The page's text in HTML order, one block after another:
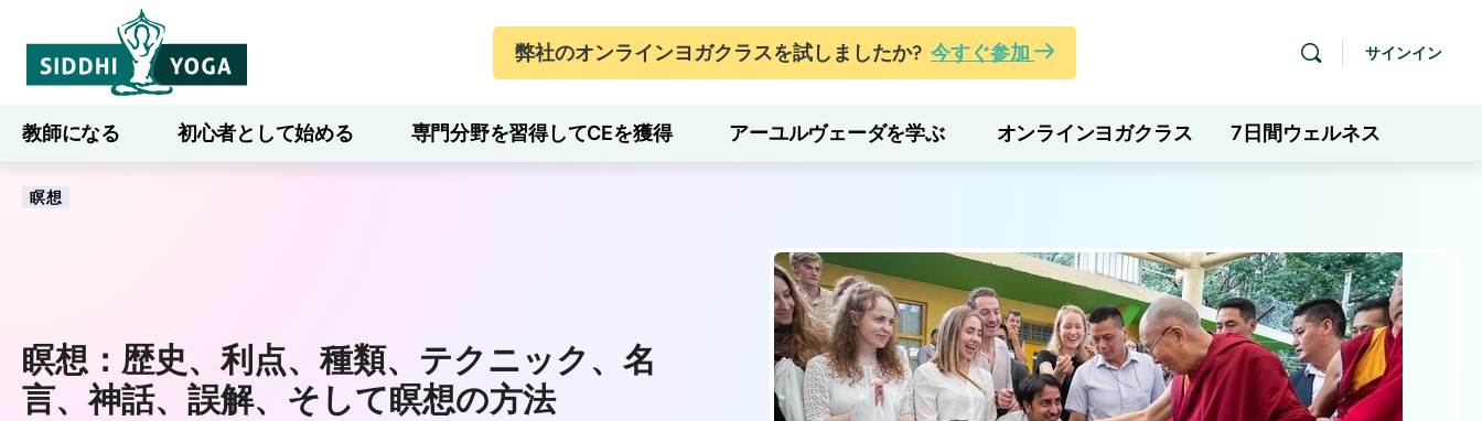
弊社のオンラインヨガクラスを試しましたか? 今すぐ参加 サインイン
教師になる 初心者として始める 専門分野を習得してCEを獲得 アーユルヴェーダを学ぶ オンラインヨガクラス 7日間ウェルネス
ブログ
瞑想
瞑想：歴史、利点、種類、テクニック、名
言、神話、誤解、そして瞑想の方法